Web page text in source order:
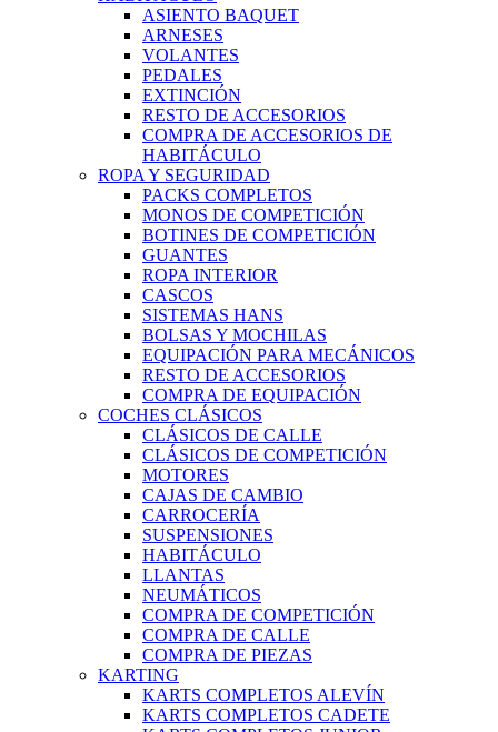
ASIENTO BAQUET
ARNESES
VOLANTES
PEDALES
EXTINCIÓN
RESTO DE ACCESORIOS
COMPRA DE ACCESORIOS DE
HABITÁCULO
ROPA Y SEGURIDAD
PACKS COMPLETOS
MONOS DE COMPETICIÓN
BOTINES DE COMPETICIÓN
GUANTES
ROPA INTERIOR
CASCOS
SISTEMAS HANS
BOLSAS Y MOCHILAS
EQUIPACIÓN PARA MECÁNICOS
RESTO DE ACCESORIOS
COMPRA DE EQUIPACIÓN
COCHES CLÁSICOS
CLÁSICOS DE CALLE
CLÁSICOS DE COMPETICIÓN
MOTORES
CAJAS DE CAMBIO
CARROCERÍA
SUSPENSIONES
HABITÁCULO
LLANTAS
NEUMÁTICOS
COMPRA DE COMPETICIÓN
COMPRA DE CALLE
COMPRA DE PIEZAS
KARTING
KARTS COMPLETOS ALEVÍN
KARTS COMPLETOS CADETE